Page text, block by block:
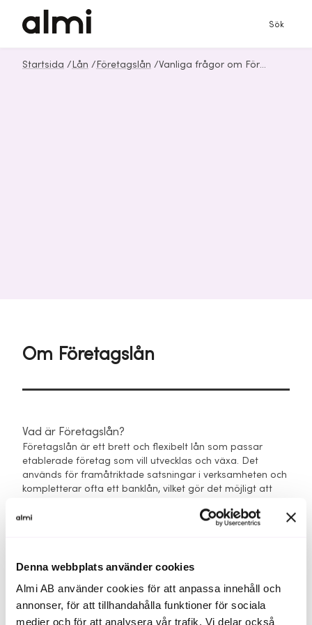
Denna webbplats använder cookies
Almi AB använder cookies för att anpassa innehåll och
annonser, för att tillhandahålla funktioner för sociala
medier och för att analysera vår trafik. Vi delar också
Sök
Startsida / Lån / Företagslån / Vanliga frågor om Företagslån
Om Företagslån
Vad är Företagslån?
Företagslån är ett brett och flexibelt lån som passar
etablerade företag som vill utvecklas och växa. Det
används för framåtriktade satsningar i verksamheten och
kompletterar ofta ett banklån, vilket gör det möjligt att
När är Företagslån ett bra alternativ för min
Företagslån är ett bra alternativ när du vill utveckla, växa
eller ställa om din verksamhet och behöver finansiering
som anpassas efter både risk och potential.
Lånet passar till exempel när du vill effektivisera